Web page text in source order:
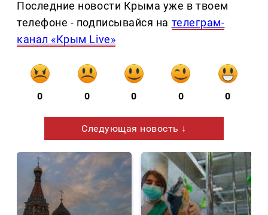
Последние новости Крыма уже в твоем
телефоне - подписывайся на телеграм-
канал «Крым Live»
0 0 0 0 0
Следующая новость ↓